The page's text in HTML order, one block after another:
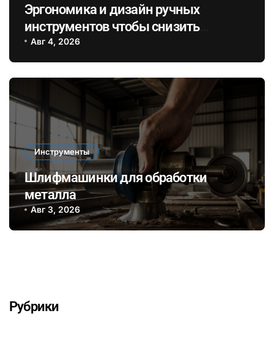
Эргономика и дизайн ручных
инструментов чтобы снизить
усталость и повысить
эффективность при длительных
ремонтах
Авг 4, 2026
Инструменты
Шлифмашинки для обработки
металла
Авг 3, 2026
Рубрики